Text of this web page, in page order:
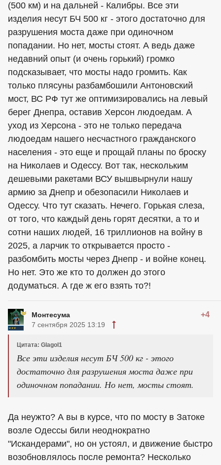
(500 км) и на дальней - Калибры. Все эти
изделия несут БЧ 500 кг - этого достаточно для
разрушения моста даже при одиночном
попадании. Но нет, мосты стоят. А ведь даже
недавний опыт (и очень горький) громко
подсказывает, что мосты надо громить. Как
только плясуны разбамбошили Антоновский
мост, ВС РФ тут же оптимизировались на левый
берег Днепра, оставив Херсон людоедам. А
уход из Херсона - это не только передача
людоедам нашего несчастного гражданского
населения - это еще и прощай планы по броску
на Николаев и Одессу. Вот так, нескольким
дешевыми ракетами ВСУ вышвырнули нашу
армию за Днепр и обезопасили Николаев и
Одессу. Что тут сказать. Нечего. Горькая слеза,
от того, что каждый день горят десятки, а то и
сотни наших людей, 16 триллионов на войну в
2025, а ларчик то открывается просто -
разбомбить мосты через Днепр - и войне конец.
Но нет. Это же кто то должен до этого
додуматься. А где ж его взять то?!
Монтесума +4
7 сентября 2025 13:19
Цитата: Glagol1
Все эти изделия несут БЧ 500 кг - этого
достаточно для разрушения моста даже при
одиночном попадании. Но нет, мосты стоят.
Да неужто? А вы в курсе, что по мосту в Затоке
возле Одессы били неоднократно
"Искандерами", но он устоял, и движение быстро
возобновлялось после ремонта? Несколько